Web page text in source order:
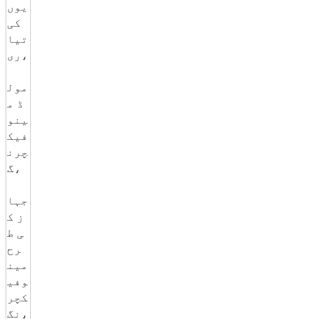
یوں
کی
تیا
ری،
مول
ڈ م
ینو
فیک
چرن
گ،
جہا
ز ک
ی ط
رح
مین
وفی
کچر
نگ،